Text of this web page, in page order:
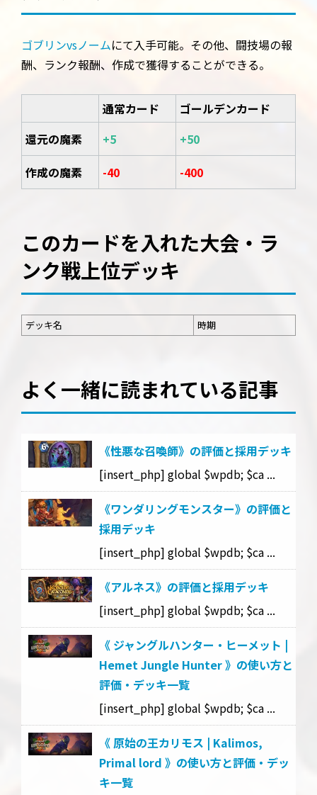
ゴブリンvsノームにて入手可能。その他、闘技場の報
酬、ランク報酬、作成で獲得することができる。
通常カード
ゴールデンカード
還元の魔素
+5
+50
作成の魔素
-40 -400
このカードを入れた大会・ラ
ンク戦上位デッキ
デッキ名 時期
よく一緒に読まれている記事
《性悪な召喚師》の評価と採用デッキ
[insert_php] global $wpdb; $ca ...
《ワンダリングモンスター》の評価と
採用デッキ
[insert_php] global $wpdb; $ca ...
《アルネス》の評価と採用デッキ
[insert_php] global $wpdb; $ca ...
《 ジャングルハンター・ヒーメット |
Hemet Jungle Hunter 》の使い方と
評価・デッキ一覧
[insert_php] global $wpdb; $ca ...
《 原始の王カリモス | Kalimos,
Primal lord 》の使い方と評価・デッ
キ一覧